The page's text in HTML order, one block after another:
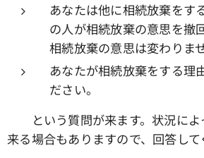
あなたは他に相続放棄をす
の人が相続放棄の意思を撤
相続放棄の意思は変わりま
あなたが相続放棄をする理
ださい。
という質問が来ます。状況によ
来る場合もありますので、回答して